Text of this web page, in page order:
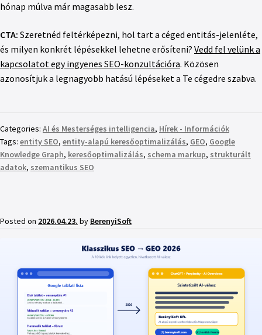
hónap múlva már magasabb lesz.
CTA: Szeretnéd feltérképezni, hol tart a céged entitás-jelenléte,
és milyen konkrét lépésekkel lehetne erősíteni? Vedd fel velünk a
kapcsolatot egy ingyenes SEO-konzultációra. Közösen
azonosítjuk a legnagyobb hatású lépéseket a Te cégedre szabva.
Categories: AI és Mesterséges intelligencia, Hírek - Információk
Tags: entity SEO, entity-alapú keresőoptimalizálás, GEO, Google
Knowledge Graph, keresőoptimalizálás, schema markup, strukturált
adatok, szemantikus SEO
Posted on 2026.04.23. by BerenyiSoft